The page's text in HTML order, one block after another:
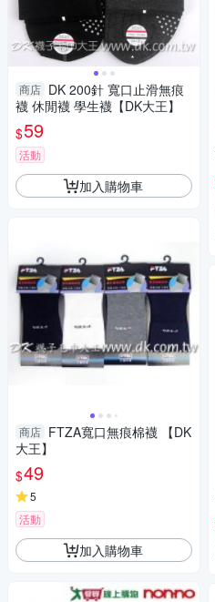
商店 DK 200針 寬口止滑無痕
襪 休閒襪 學生襪【DK大王】
$59
活動
加入購物車
商店 FTZA寬口無痕棉襪 【DK
大王】
$49
5
活動
加入購物車